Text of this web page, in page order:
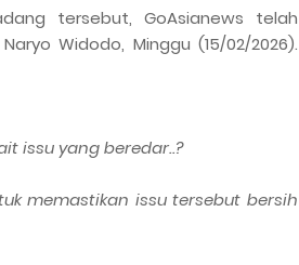
tersebut, GoAsianews telah
Widodo, Minggu (15/02/2026).
issu yang beredar..?
memastikan issu tersebut bersih